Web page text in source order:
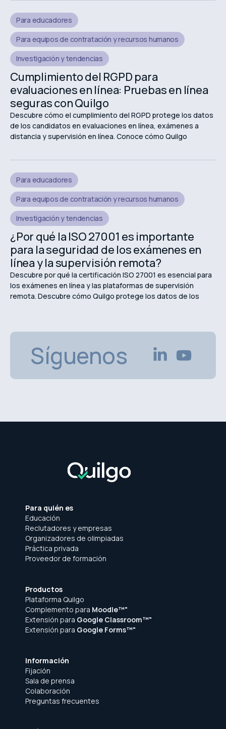
Para educadores
Para equipos de contratación y recursos humanos
Investigación y tendencias
Cumplimiento del RGPD para
evaluaciones en línea: Pruebas en línea
seguras con Quilgo
Descubre cómo el cumplimiento del RGPD protege los datos
de los candidatos en evaluaciones en línea, exámenes a
distancia y supervisión en línea. Conoce cómo Quilgo
privacidad.
Para educadores
Para equipos de contratación y recursos humanos
Investigación y tendencias
¿Por qué la ISO 27001 es importante
para la seguridad de los exámenes en
línea y la supervisión remota?
Descubre por qué la certificación ISO 27001 es esencial para
los exámenes en línea y las plataformas de supervisión
remota. Descubre cómo Quilgo protege los datos de los
Síguenos
Para quién es
Educación
Reclutadores y empresas
Organizadores de olimpiadas
Práctica privada
Proveedor de formación
Productos
Plataforma Quilgo
Complemento para Moodle™"
Extensión para Google Classroom™"
Extensión para Google Forms™"
Información
Fijación
Sala de prensa
Colaboración
Preguntas frecuentes